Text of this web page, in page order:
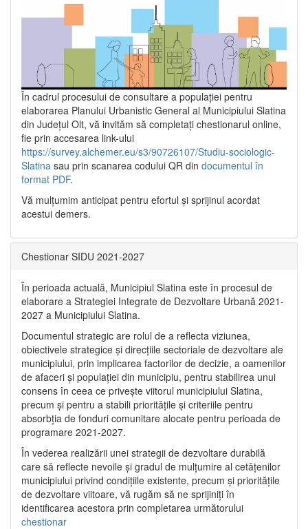
În cadrul procesului de consultare a populaţiei pentru
elaborarea Planului Urbanistic General al Municipiului Slatina
din Județul Olt, vă invităm să completați chestionarul online,
fie prin accesarea link-ului
https://survey.alchemer.eu/s3/90726107/Studiu-sociologic-
Slatina sau prin scanarea codului QR din documentul în
format PDF.
Vă mulţumim anticipat pentru efortul şi sprijinul acordat
acestui demers.
Chestionar SIDU 2021-2027
În perioada actuală, Municipiul Slatina este în procesul de
elaborare a Strategiei Integrate de Dezvoltare Urbană 2021‐
2027 a Municipiului Slatina.
Documentul strategic are rolul de a reflecta viziunea,
obiectivele strategice și direcțiile sectoriale de dezvoltare ale
municipiului, prin implicarea factorilor de decizie, a oamenilor
de afaceri și populației din municipiu, pentru stabilirea unui
consens în ceea ce privește viitorul municipiului Slatina,
precum și pentru a stabili prioritățile și criteriile pentru
absorbția de fonduri comunitare alocate pentru perioada de
programare 2021-2027.
În vederea realizării unei strategii de dezvoltare durabilă
care să reflecte nevoile și gradul de mulțumire al cetățenilor
municipiului privind condițiile existente, precum și prioritățile
de dezvoltare viitoare, vă rugăm să ne sprijiniți în
identificarea acestora prin completarea următorului
chestionar